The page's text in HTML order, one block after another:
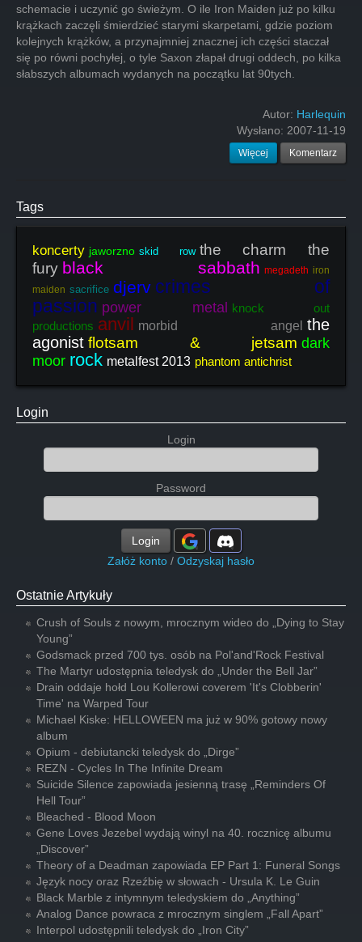
schemacie i uczynić go świeżym. O ile Iron Maiden już po kilku
krążkach zaczęli śmierdzieć starymi skarpetami, gdzie poziom
kolejnych krążków, a przynajmniej znacznej ich części staczał
się po równi pochyłej, o tyle Saxon złapał drugi oddech, po kilka
słabszych albumach wydanych na początku lat 90tych.
Autor: Harlequin
Wysłano: 2007-11-19
Więcej Komentarz
Tags
koncerty jaworzno skid row the charm the
fury black sabbath megadeth iron
maiden sacrifice djerv crimes of
passion power metal knock out
productions anvil morbid angel the
agonist flotsam & jetsam dark
moor rock metalfest 2013 phantom antichrist
Login
Login
Password
Login
Załóż konto / Odzyskaj hasło
Ostatnie Artykuły
Crush of Souls z nowym, mrocznym wideo do „Dying to Stay
Young”
Godsmack przed 700 tys. osób na Pol'and'Rock Festival
The Martyr udostępnia teledysk do „Under the Bell Jar”
Drain oddaje hołd Lou Kollerowi coverem 'It's Clobberin'
Time' na Warped Tour
Michael Kiske: HELLOWEEN ma już w 90% gotowy nowy
album
Opium - debiutancki teledysk do „Dirge”
REZN - Cycles In The Infinite Dream
Suicide Silence zapowiada jesienną trasę „Reminders Of
Hell Tour”
Bleached - Blood Moon
Gene Loves Jezebel wydają winyl na 40. rocznicę albumu
„Discover”
Theory of a Deadman zapowiada EP Part 1: Funeral Songs
Język nocy oraz Rzeźbię w słowach - Ursula K. Le Guin
Black Marble z intymnym teledyskiem do „Anything”
Analog Dance powraca z mrocznym singlem „Fall Apart”
Interpol udostępnili teledysk do „Iron City”